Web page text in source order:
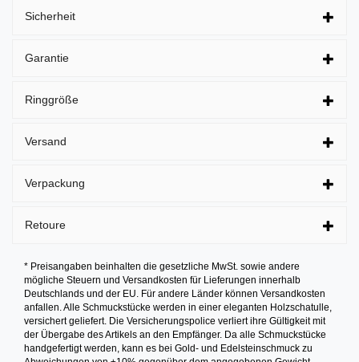
Sicherheit
Garantie
Ringgröße
Versand
Verpackung
Retoure
* Preisangaben beinhalten die gesetzliche MwSt. sowie andere
mögliche Steuern und Versandkosten für Lieferungen innerhalb
Deutschlands und der EU. Für andere Länder können Versandkosten
anfallen. Alle Schmuckstücke werden in einer eleganten Holzschatulle,
versichert geliefert. Die Versicherungspolice verliert ihre Gültigkeit mit
der Übergabe des Artikels an den Empfänger. Da alle Schmuckstücke
handgefertigt werden, kann es bei Gold- und Edelsteinschmuck zu